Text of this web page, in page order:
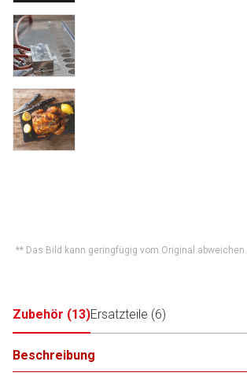
** Das Bild kann geringfügig vom Original abweichen.
Zubehör (13)Ersatzteile (6)
Beschreibung